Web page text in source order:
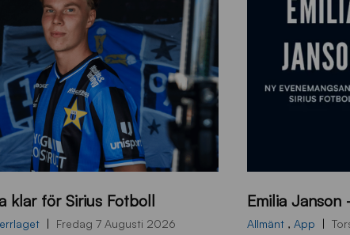
klar för Sirius Fotboll
Fredag 7 Augusti 2026
0
0
Allmänt , App